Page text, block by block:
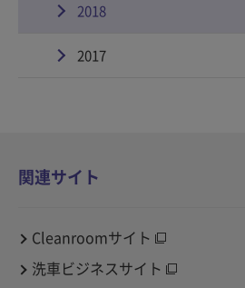
2018
2017
関連サイト
Cleanroomサイト
洗車ビジネスサイト